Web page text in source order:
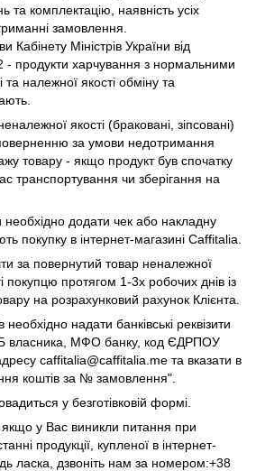
та комплектацію, наявність усіх
замовлення.
Кабінету Міністрів України від
продукти харчування з нормальними
належної якості обміну та
якості (браковані, зіпсовані)
за умови недотримання
товару - якщо продукт був спочатку
транспортування чи зберігання на
додати чек або накладну
покупку в інтернет-магазині Caffitalia.
за повернутий товар неналежної
покупцю протягом 1-3х робочих днів із
на розрахунковий рахунок Клієнта.
надати банківські реквізити
власника, МФО банку, код ЄДРПОУ
caffitalia@caffitalia.me та вказати в
коштів за № замовлення".
у безготівковій формі.
у Вас виникли питання при
продукції, купленої в інтернет-
ласка, дзвоніть нам за номером:+38